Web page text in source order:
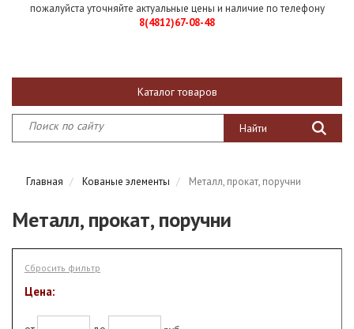
пожалуйста уточняйте актуальные цены и наличие по телефону
8(4812)67-08-48
Каталог товаров
Главная Кованые элементы Металл, прокат, поручни
Металл, прокат, поручни
Сбросить фильтр
Цена: